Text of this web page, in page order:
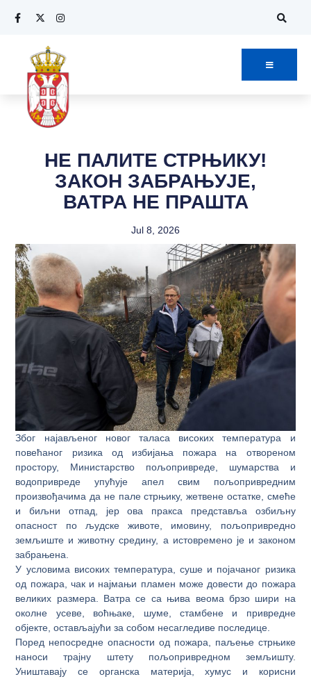
НЕ ПАЛИТЕ СТРЊИКУ!
ЗАКОН ЗАБРАЊУЈЕ,
ВАТРА НЕ ПРАШТА
Jul 8, 2026
Због најављеног новог таласа високих температура и
повећаног ризика од избијања пожара на отвореном
простору, Министарство пољопривреде, шумарства и
водопривреде упућује апел свим пољопривредним
произвођачима да не пале стрњику, жетвене остатке, смеће
и биљни отпад, јер ова пракса представља озбиљну
опасност по људске животе, имовину, пољопривредно
земљиште и животну средину, а истовремено је и законом
забрањена.
У условима високих температура, суше и појачаног ризика
од пожара, чак и најмањи пламен може довести до пожара
великих размера. Ватра се са њива веома брзо шири на
околне усеве, воћњаке, шуме, стамбене и привредне
објекте, остављајући за собом несагледиве последице.
Поред непосредне опасности од пожара, паљење стрњике
наноси трајну штету пољопривредном земљишту.
Уништавају се органска материја, хумус и корисни